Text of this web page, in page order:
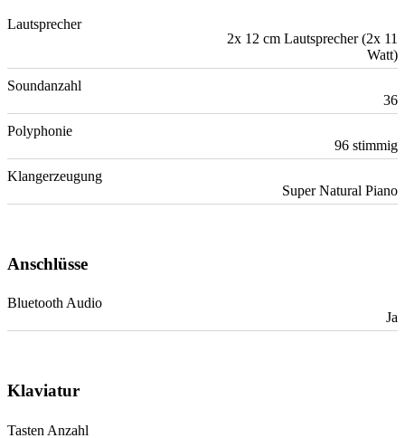
Lautsprecher
2x 12 cm Lautsprecher (2x 11
Watt)
Soundanzahl
36
Polyphonie
96 stimmig
Klangerzeugung
Super Natural Piano
Anschlüsse
Bluetooth Audio
Ja
Klaviatur
Tasten Anzahl